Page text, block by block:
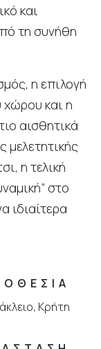
και
τη συνήθη
η επιλογή
χώρου και η
αισθητικά
μελετητικής
η τελική
στο
ιδιαίτερα
Κρήτη